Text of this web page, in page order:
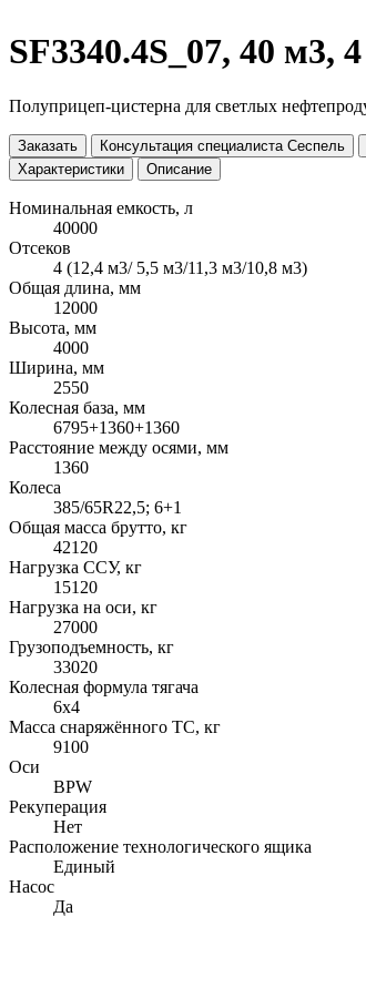
SF3340.4S_07, 40 м3,
Полуприцеп-цистерна для светлых
Заказать Консультация специалиста Сеспель
Характеристики
Описание
Номинальная емкость, л
40000
Отсеков
4 (12,4 м3/ 5,5 м3/11,3 м3/10,8 м3)
Общая длина, мм
12000
Высота, мм
4000
Ширина, мм
2550
Колесная база, мм
6795+1360+1360
Расстояние между осями, мм
1360
Колеса
385/65R22,5; 6+1
Общая масса брутто, кг
42120
Нагрузка ССУ, кг
15120
Нагрузка на оси, кг
27000
Грузоподъемность, кг
33020
Колесная формула тягача
6x4
Масса снаряжённого ТС, кг
9100
Оси
BPW
Рекуперация
Нет
Расположение технологического ящика
Единый
Насос
Да